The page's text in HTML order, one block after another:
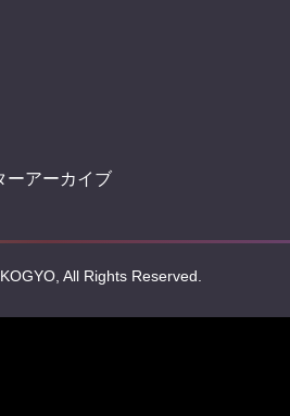
ーアーカイブ
All Rights Reserved.